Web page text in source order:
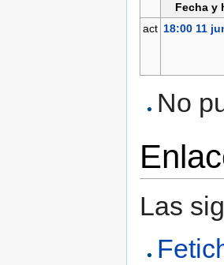
Fecha y
act 18:00 11
No
Las